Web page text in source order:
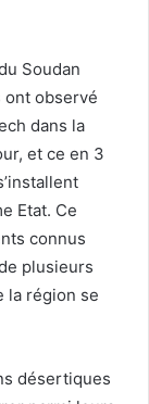
Soudan
ont observé
dans la
et ce en 3
Etat. Ce
connus
plusieurs
la région se
désertiques